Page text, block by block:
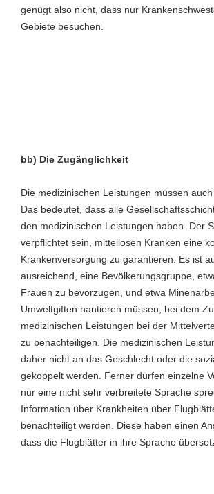
genügt also nicht, dass nur
Gebiete besuchen.
bb) Die Zugänglichkeit
Die medizinischen Leistungen müssen auch
Das bedeutet, dass alle
den medizinischen Leistungen haben. Der
verpflichtet sein, mittellosen Kranken eine
Krankenversorgung zu garantieren. Es ist
ausreichend, eine Bevölkerungsgruppe,
Frauen zu bevorzugen, und etwa
Umweltgiften hantieren müssen, bei dem
medizinischen Leistungen bei der
zu benachteiligen. Die medizinischen
daher nicht an das Geschlecht oder die
gekoppelt werden. Ferner dürfen einzelne
nur eine nicht sehr verbreitete Sprache
Information über Krankheiten über
benachteiligt werden. Diese haben einen
dass die Flugblätter in ihre Sprache